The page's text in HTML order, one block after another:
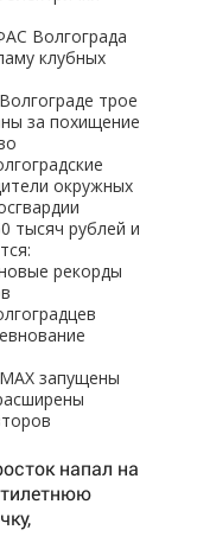
Волгограда
клубных
трое
за похищение
окружных
тысяч рублей и
рекорды
запущены
напал на